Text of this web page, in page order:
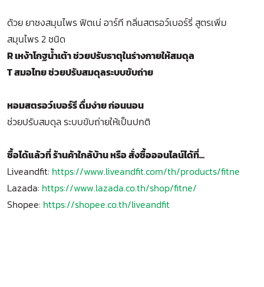
ด้วย ยาชงสมุนไพร ฟิตเน่ อาร์ที กลิ่นสตรอว์เบอร์รี่ สูตรเพิ่ม
สมุนไพร 2 ชนิด
R เหง้าโกฐน้ำเต้า ช่วยปรับธาตุในร่างกายให้สมดุล
T สมอไทย ช่วยปรับสมดุลระบบขับถ่าย
หอมสตรอว์เบอร์รี ดื่มง่าย ก่อนนอน
ช่วยปรับสมดุล ระบบขับถ่ายให้เป็นปกติ
ซื้อได้แล้วที่ ร้านค้าใกล้บ้าน หรือ สั่งซื้อออนไลน์ได้ที่...
Liveandfit: https://www.liveandfit.com/th/products/fitne
Lazada: https://www.lazada.co.th/shop/fitne/
Shopee: https://shopee.co.th/liveandfit